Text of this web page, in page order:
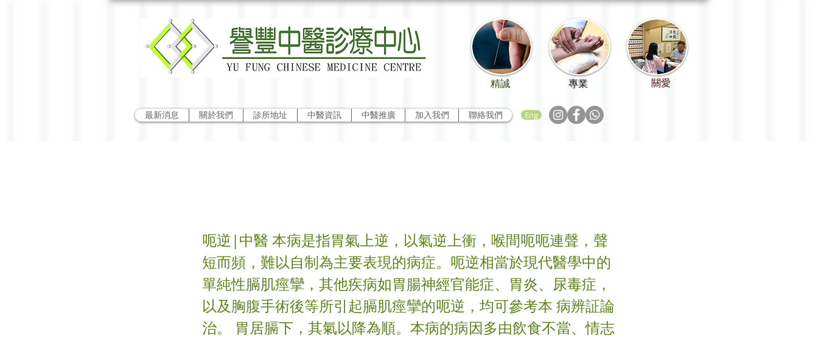
精誠
最新消息 關於我們 診所地址 中醫資訊 中醫推廣 加入我們 聯絡我們 Eng
專業 關愛
呃逆|中醫 本病是指胃氣上逆，以氣逆上衝，喉間呃呃連聲，聲
短而頻，難以自制為主要表現的病症。呃逆相當於現代醫學中的
單純性膈肌痙攣，其他疾病如胃腸神經官能症、胃炎、尿毒症，
以及胸腹手術後等所引起膈肌痙攣的呃逆，均可參考本 病辨証論
治。 胃居膈下，其氣以降為順。本病的病因多由飲食不當、情志